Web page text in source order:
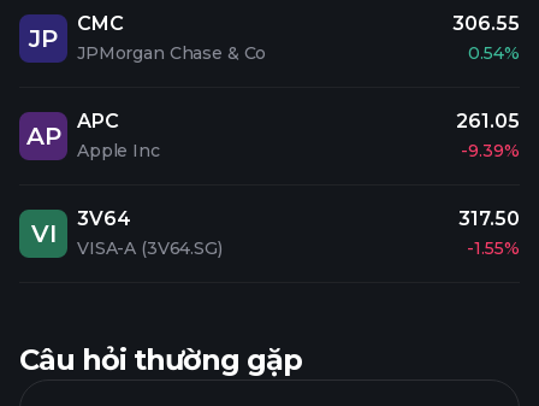
JP
CMC
JPMorgan Chase & Co
306.55
0.54%
AP
APC
Apple Inc
261.05
-9.39%
VI
3V64
VISA-A (3V64.SG)
317.50
-1.55%
Câu hỏi thường gặp